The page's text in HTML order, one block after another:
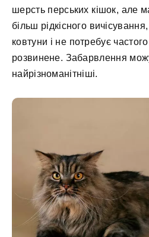
шерсть перських кішок, але
більш рідкісного
ковтуни і не потребує
розвинене. Забарвлення
найрізноманітніші.